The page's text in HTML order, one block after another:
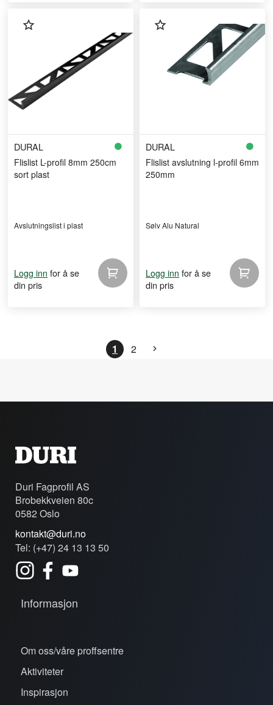
DURAL
Flislist L-profil 8mm 250cm
sort plast
Avslutningslist i plast
Logg inn for å se
din pris
DURAL
Flislist avslutning l-profil 6mm
250mm
Sølv Alu Natural
Logg inn for å se
din pris
1 2
Duri Fagprofil AS
Brobekkveien 80c
0582 Oslo
kontakt@duri.no
Tel: (+47) 24 13 13 50
Informasjon
Om oss/våre proffsentre
Aktiviteter
Inspirasjon